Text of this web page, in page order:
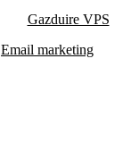
Gazduire VPS
Email marketing